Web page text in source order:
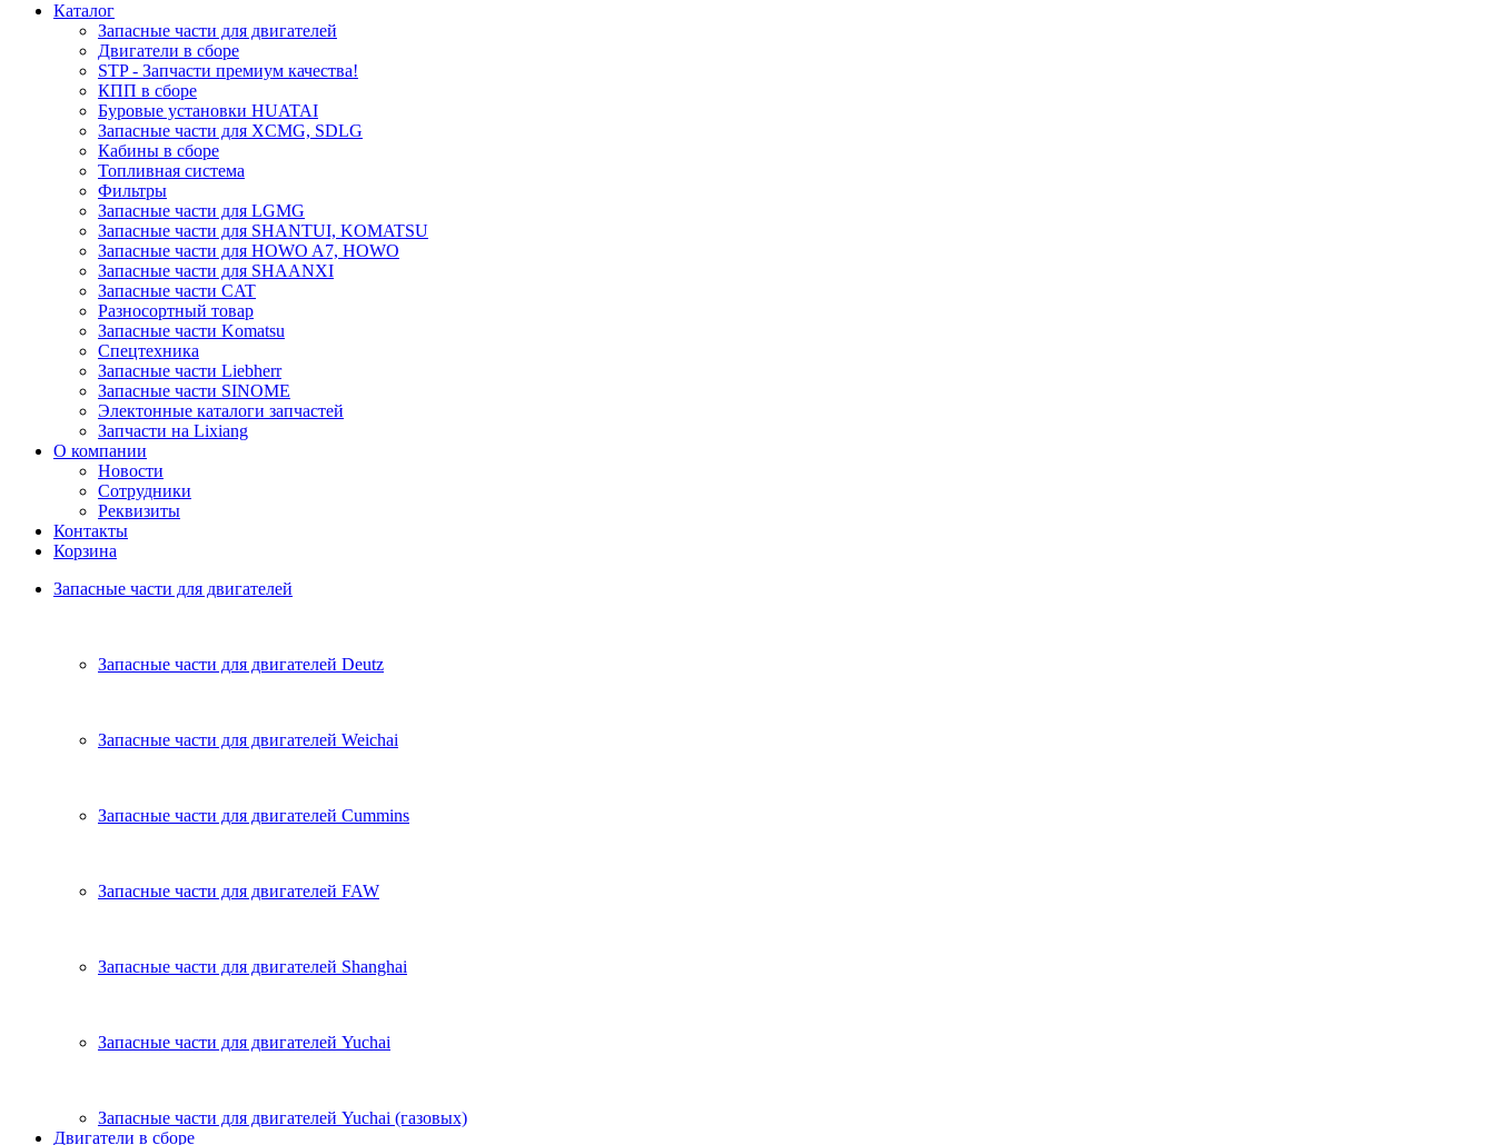
Каталог
Запасные части для двигателей
Двигатели в сборе
STP - Запчасти премиум качества!
КПП в сборе
Буровые установки HUATAI
Запасные части для XCMG, SDLG
Кабины в сборе
Топливная система
Фильтры
Запасные части для LGMG
Запасные части для SHANTUI, KOMATSU
Запасные части для HOWO A7, HOWO
Запасные части для SHAANXI
Запасные части CAT
Разносортный товар
Запасные части Komatsu
Спецтехника
Запасные части Liebherr
Запасные части SINOME
Электонные каталоги запчастей
Запчасти на Lixiang
О компании
Новости
Сотрудники
Реквизиты
Контакты
Корзина
Запасные части для двигателей
Запасные части для двигателей Deutz
Запасные части для двигателей Weichai
Запасные части для двигателей Cummins
Запасные части для двигателей FAW
Запасные части для двигателей Shanghai
Запасные части для двигателей Yuchai
Запасные части для двигателей Yuchai (газовых)
Двигатели в сборе